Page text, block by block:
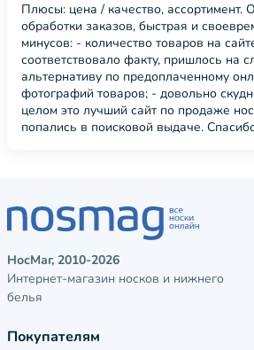
Плюсы: цена / качество, ассортимент.
обработки заказов, быстрая и
минусов: - количество товаров на
соответствовало факту, пришлось на
альтернативу по предоплаченному
фотографий товаров; - довольно
целом это лучший сайт по продаже
попались в поисковой выдаче.
НосМаг, 2010-2026
Интернет-магазин носков и нижнего
белья
Покупателям